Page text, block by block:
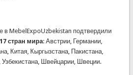
в MebelExpoUzbekistan подтвердили
стран мира: Австрии, Германии,
Китая, Кыргызстана, Пакистана,
Швейцарии, Швеции.